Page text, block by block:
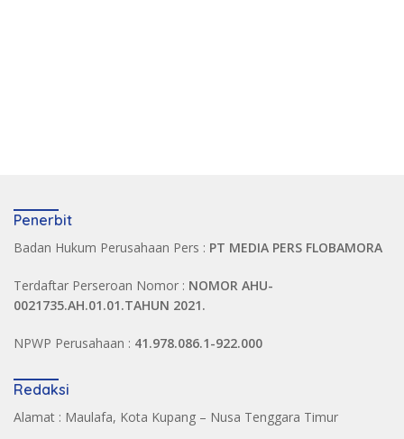
Penerbit
Badan Hukum Perusahaan Pers : PT MEDIA PERS FLOBAMORA
Terdaftar Perseroan Nomor : NOMOR AHU-
0021735.AH.01.01.TAHUN 2021.
NPWP Perusahaan : 41.978.086.1-922.000
Redaksi
Alamat : Maulafa, Kota Kupang – Nusa Tenggara Timur